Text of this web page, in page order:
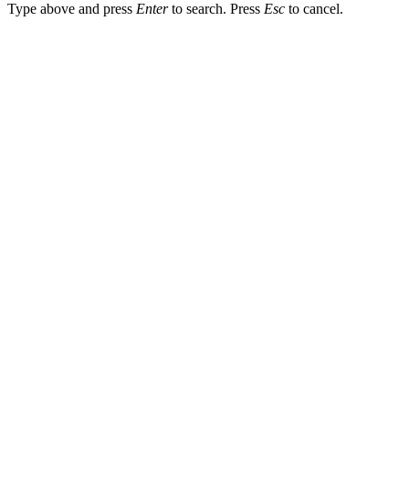
Type above and press Enterto search. Press Esc to cancel.